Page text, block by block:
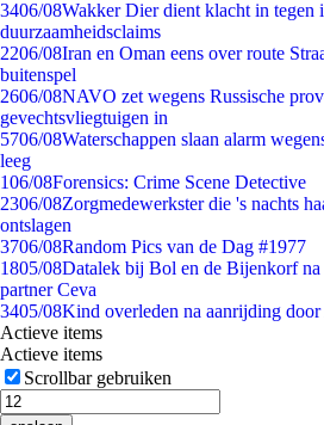
3406/08Wakker Dier dient klacht in tegen
duurzaamheidsclaims
2206/08Iran en Oman eens over route
buitenspel
2606/08NAVO zet wegens Russische
gevechtsvliegtuigen in
5706/08Waterschappen slaan alarm
leeg
106/08Forensics: Crime Scene Detective
2306/08Zorgmedewerkster die 's nachts
ontslagen
3706/08Random Pics van de Dag #1977
1805/08Datalek bij Bol en de Bijenkorf
partner Ceva
3405/08Kind overleden na aanrijding
Actieve items
Actieve items
Scrollbar gebruiken